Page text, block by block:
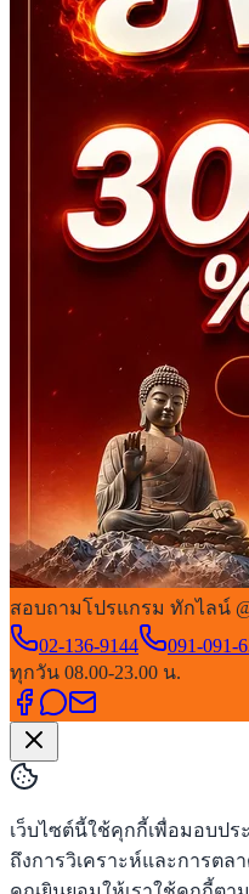
สอบถามโปรแกรม ทักไลน์
02-136-9144
091-091-
ทุกวัน 08.00-23.00 น.
เว็บไซต์นี้ใช้คุกกี้เพื่อมอบป
ถึงการวิเคราะห์และการตล